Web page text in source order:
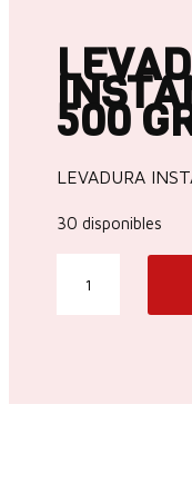
500
LEVADURA
30 disponibles
INSTANT